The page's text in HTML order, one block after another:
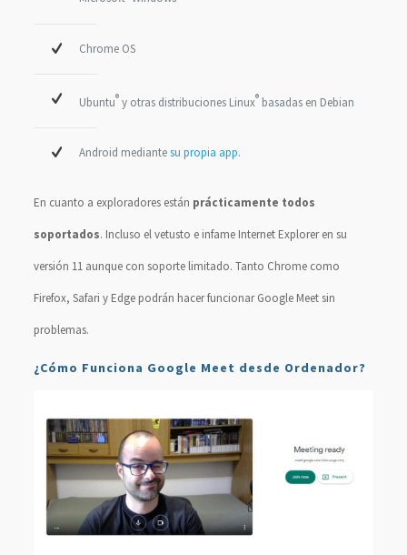
Chrome OS
Ubuntu®y otras distribuciones Linux®basadas en Debian
Android mediantesu propia app.
En cuanto a exploradores están prácticamente todos
soportados. Incluso el vetusto e infame Internet Explorer en su
versión 11 aunque con soporte limitado. Tanto Chrome como
Firefox, Safari y Edge podrán hacer funcionar Google Meet sin
problemas.
¿Cómo Funciona Google Meet desde Ordenador?